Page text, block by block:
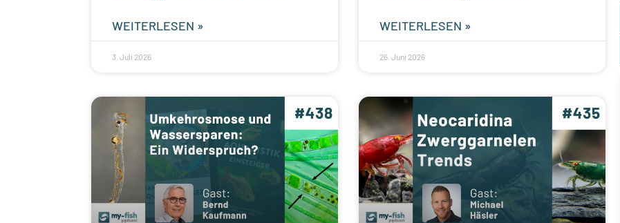
WEITERLESEN »
3. Juli 2026
WEITERLESEN »
26. Juni 2026